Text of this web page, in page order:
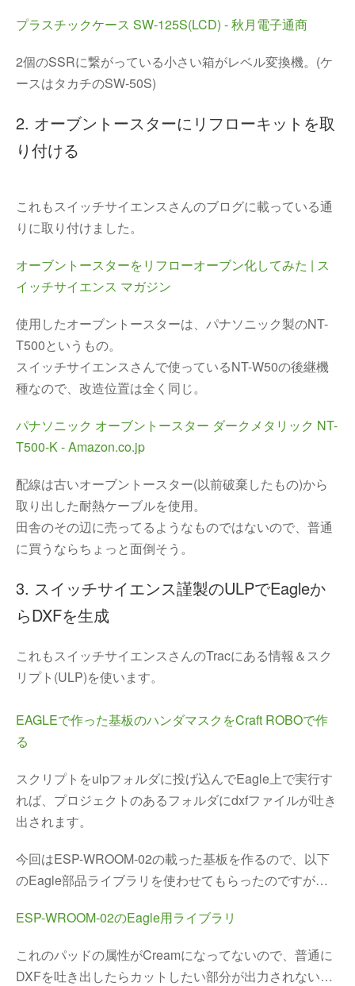
プラスチックケース SW-125S(LCD) - 秋月電子通商
2個のSSRに繋がっている小さい箱がレベル変換機。(ケ
ースはタカチのSW-50S)
2. オーブントースターにリフローキットを取
り付ける
これもスイッチサイエンスさんのブログに載っている通
りに取り付けました。
オーブントースターをリフローオーブン化してみた | ス
イッチサイエンス マガジン
使用したオーブントースターは、パナソニック製のNT-
T500というもの。
スイッチサイエンスさんで使っているNT-W50の後継機
種なので、改造位置は全く同じ。
パナソニック オーブントースター ダークメタリック NT-
T500-K - Amazon.co.jp
配線は古いオーブントースター(以前破棄したもの)から
取り出した耐熱ケーブルを使用。
田舎のその辺に売ってるようなものではないので、普通
に買うならちょっと面倒そう。
3. スイッチサイエンス謹製のULPでEagleか
らDXFを生成
これもスイッチサイエンスさんのTracにある情報＆スク
リプト(ULP)を使います。
EAGLEで作った基板のハンダマスクをCraft ROBOで作
る
スクリプトをulpフォルダに投げ込んでEagle上で実行す
れば、プロジェクトのあるフォルダにdxfファイルが吐き
出されます。
今回はESP-WROOM-02の載った基板を作るので、以下
のEagle部品ライブラリを使わせてもらったのですが…
ESP-WROOM-02のEagle用ライブラリ
これのパッドの属性がCreamになってないので、普通に
DXFを吐き出したらカットしたい部分が出力されない…